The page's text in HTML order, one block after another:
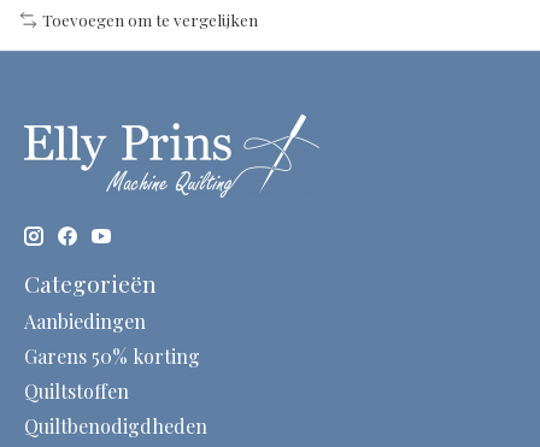
Toevoegen om te vergelijken
Categorieën
Aanbiedingen
Garens 50% korting
Quiltstoffen
Quiltbenodigdheden